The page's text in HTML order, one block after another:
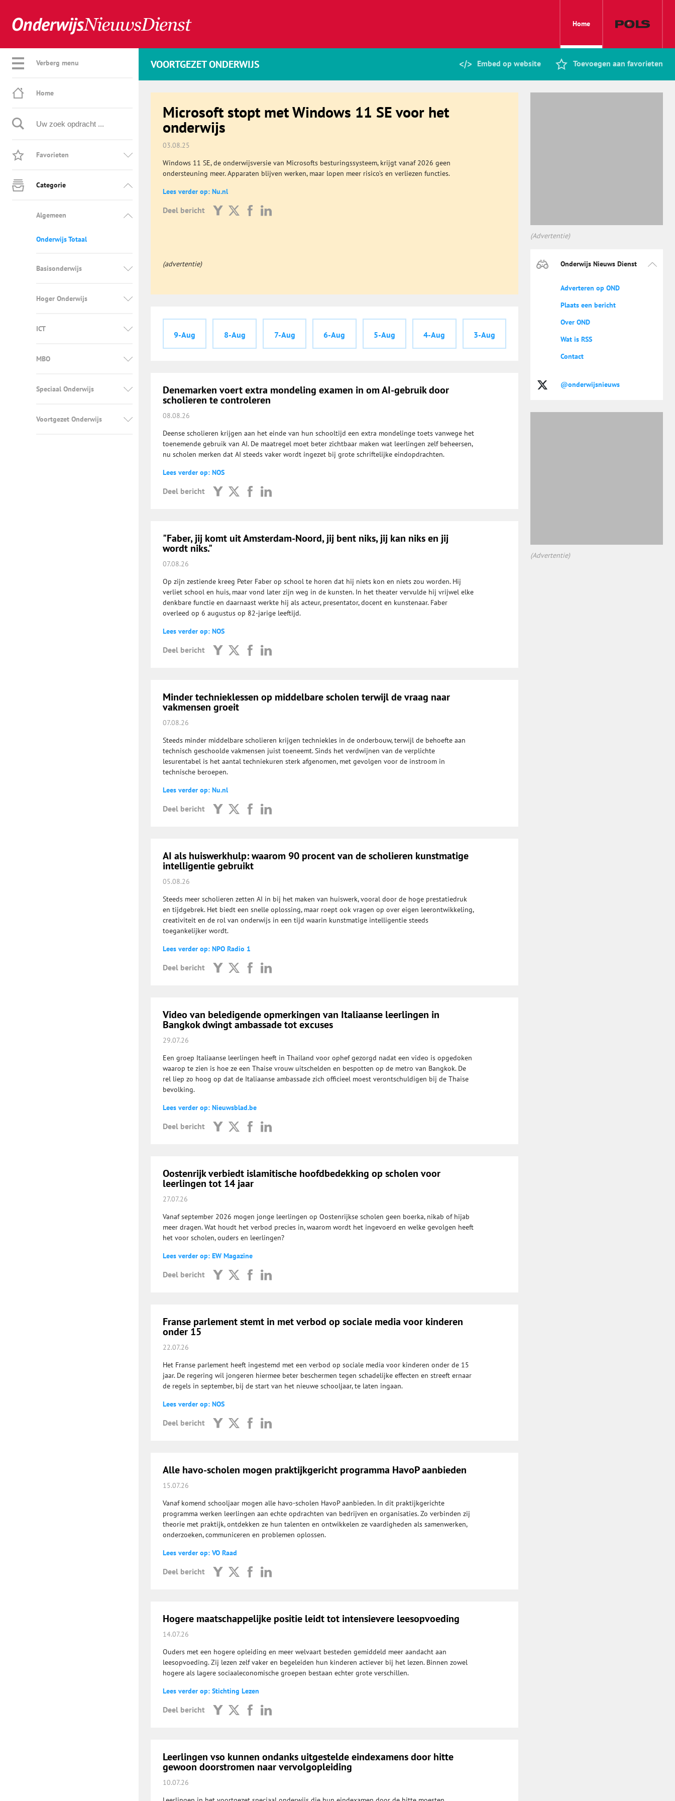
Home
Verberg menu
Home
Favorieten
Categorie
Algemeen
Onderwijs Totaal
Basisonderwijs
Hoger Onderwijs
ICT
MBO
Speciaal Onderwijs
Voortgezet Onderwijs
VOORTGEZET ONDERWIJS Embed op website Toevoegen aan favorieten
Microsoft stopt met Windows 11 SE voor het
onderwijs
03.08.25
Windows 11 SE, de onderwijsversie van Microsofts besturingssysteem, krijgt vanaf 2026 geen
ondersteuning meer. Apparaten blijven werken, maar lopen meer risico’s en verliezen functies.
Lees verder op: Nu.nl
Deel bericht
(advertentie)
9-Aug 8-Aug 7-Aug 6-Aug 5-Aug 4-Aug 3-Aug
Denemarken voert extra mondeling examen in om AI-gebruik door
scholieren te controleren
08.08.26
Deense scholieren krijgen aan het einde van hun schooltijd een extra mondelinge toets vanwege het
toenemende gebruik van AI. De maatregel moet beter zichtbaar maken wat leerlingen zelf beheersen,
nu scholen merken dat AI steeds vaker wordt ingezet bij grote schriftelijke eindopdrachten.
Lees verder op: NOS
Deel bericht
"Faber, jij komt uit Amsterdam-Noord, jij bent niks, jij kan niks en jij
wordt niks."
07.08.26
Op zijn zestiende kreeg Peter Faber op school te horen dat hij niets kon en niets zou worden. Hij
verliet school en huis, maar vond later zijn weg in de kunsten. In het theater vervulde hij vrijwel elke
denkbare functie en daarnaast werkte hij als acteur, presentator, docent en kunstenaar. Faber
overleed op 6 augustus op 82-jarige leeftijd.
Lees verder op: NOS
Deel bericht
Minder technieklessen op middelbare scholen terwijl de vraag naar
vakmensen groeit
07.08.26
Steeds minder middelbare scholieren krijgen techniekles in de onderbouw, terwijl de behoefte aan
technisch geschoolde vakmensen juist toeneemt. Sinds het verdwijnen van de verplichte
lesurentabel is het aantal techniekuren sterk afgenomen, met gevolgen voor de instroom in
technische beroepen.
Lees verder op: Nu.nl
Deel bericht
AI als huiswerkhulp: waarom 90 procent van de scholieren kunstmatige
intelligentie gebruikt
05.08.26
Steeds meer scholieren zetten AI in bij het maken van huiswerk, vooral door de hoge prestatiedruk
en tijdgebrek. Het biedt een snelle oplossing, maar roept ook vragen op over eigen leerontwikkeling,
creativiteit en de rol van onderwijs in een tijd waarin kunstmatige intelligentie steeds
toegankelijker wordt.
Lees verder op: NPO Radio 1
Deel bericht
Video van beledigende opmerkingen van Italiaanse leerlingen in
Bangkok dwingt ambassade tot excuses
29.07.26
Een groep Italiaanse leerlingen heeft in Thailand voor ophef gezorgd nadat een video is opgedoken
waarop te zien is hoe ze een Thaise vrouw uitschelden en bespotten op de metro van Bangkok. De
rel liep zo hoog op dat de Italiaanse ambassade zich officieel moest verontschuldigen bij de Thaise
bevolking.
Lees verder op: Nieuwsblad.be
Deel bericht
Oostenrijk verbiedt islamitische hoofdbedekking op scholen voor
leerlingen tot 14 jaar
27.07.26
Vanaf september 2026 mogen jonge leerlingen op Oostenrijkse scholen geen boerka, nikab of hijab
meer dragen. Wat houdt het verbod precies in, waarom wordt het ingevoerd en welke gevolgen heeft
het voor scholen, ouders en leerlingen?
Lees verder op: EW Magazine
Deel bericht
Franse parlement stemt in met verbod op sociale media voor kinderen
onder 15
22.07.26
Het Franse parlement heeft ingestemd met een verbod op sociale media voor kinderen onder de 15
jaar. De regering wil jongeren hiermee beter beschermen tegen schadelijke effecten en streeft ernaar
de regels in september, bij de start van het nieuwe schooljaar, te laten ingaan.
Lees verder op: NOS
Deel bericht
Alle havo-scholen mogen praktijkgericht programma HavoP aanbieden
15.07.26
Vanaf komend schooljaar mogen alle havo-scholen HavoP aanbieden. In dit praktijkgerichte
programma werken leerlingen aan echte opdrachten van bedrijven en organisaties. Zo verbinden zij
theorie met praktijk, ontdekken ze hun talenten en ontwikkelen ze vaardigheden als samenwerken,
onderzoeken, communiceren en problemen oplossen.
Lees verder op: VO Raad
Deel bericht
Hogere maatschappelijke positie leidt tot intensievere leesopvoeding
14.07.26
Ouders met een hogere opleiding en meer welvaart besteden gemiddeld meer aandacht aan
leesopvoeding. Zij lezen zelf vaker en begeleiden hun kinderen actiever bij het lezen. Binnen zowel
hogere als lagere sociaaleconomische groepen bestaan echter grote verschillen.
Lees verder op: Stichting Lezen
Deel bericht
Leerlingen vso kunnen ondanks uitgestelde eindexamens door hitte
gewoon doorstromen naar vervolgopleiding
10.07.26
(Advertentie)
Onderwijs Nieuws Dienst
Adverteren op OND
Plaats een bericht
Over OND
Wat is RSS
Contact
@onderwijsnieuws
(Advertentie)